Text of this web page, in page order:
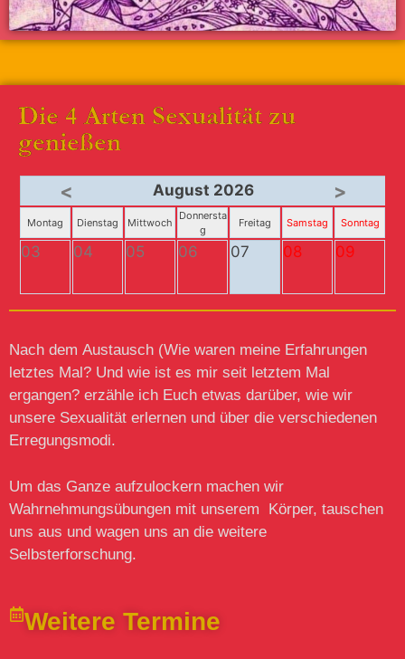
Die 4 Arten Sexualität zu
genießen
< August 2026 >
Montag Dienstag Mittwoch
Donnersta
g
Freitag Samstag Sonntag
03 04 05 06 07 08 09
Nach dem Austausch (Wie waren meine Erfahrungen
letztes Mal? Und wie ist es mir seit letztem Mal
ergangen? erzähle ich Euch etwas darüber, wie wir
unsere Sexualität erlernen und über die verschiedenen
Erregungsmodi.
Um das Ganze aufzulockern machen wir
Wahrnehmungsübungen mit unserem Körper, tauschen
uns aus und wagen uns an die weitere
Selbsterforschung.
Weitere Termine